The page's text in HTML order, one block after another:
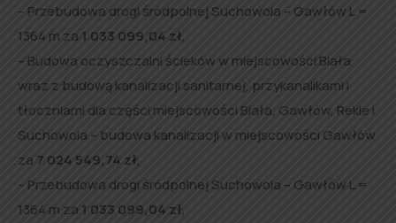
– Przebudowa drogi śródpolnej Suchowola – Gawłów L =
1364 m za 1 033 099,04 zł,
– Budowa oczyszczalni ścieków w miejscowości Biała
wraz z budową kanalizacji sanitarnej, przykanalikami i
tłoczniami dla części miejscowości Biała, Gawłów, Rekle i
Suchowola – budowa kanalizacji w miejscowości Gawłów
za 7 024 549,74 zł,
– Przebudowa drogi śródpolnej Suchowola – Gawłów L =
1364 m za 1 033 099,04 zł,